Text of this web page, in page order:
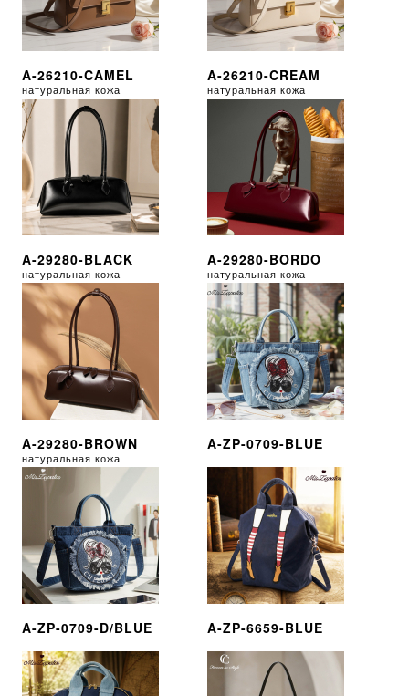
A-26210-CAMEL
натуральная кожа
A-26210-CREAM
натуральная кожа
A-29280-BLACK
натуральная кожа
A-29280-BORDO
натуральная кожа
A-29280-BROWN
натуральная кожа
A-ZP-0709-BLUE
A-ZP-0709-D/BLUE A-ZP-6659-BLUE